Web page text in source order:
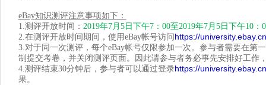
eBay知识测评注意事项如下：
1.测评开放时间： 2019年7月5日下午7：00至2019年7月5日下午10：
2.在测评开放时间期间，使用eBay帐号访问 https://
3.对于同一次测评，每个eBay帐号仅限参加一次。参与者需要在第
制提交考卷，并关闭测评页面。因此请参与者务必事先安排好工作
4.测评结束30分钟后，参与者可以通过登录https://
果。